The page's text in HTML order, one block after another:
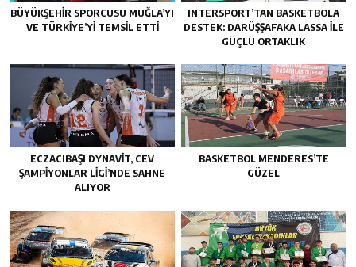
BÜYÜKŞEHIR SPORCUSU MUĞLA’YI
VE TÜRKIYE’YI TEMSIL ETTI
INTERSPORT’TAN BASKETBOLA
DESTEK: DARÜŞŞAFAKA LASSA ILE
GÜÇLÜ ORTAKLIK
ECZACIBAŞI DYNAVIT, CEV
ŞAMPIYONLAR LIGI’NDE SAHNE
ALIYOR
BASKETBOL MENDERES’TE
GÜZEL